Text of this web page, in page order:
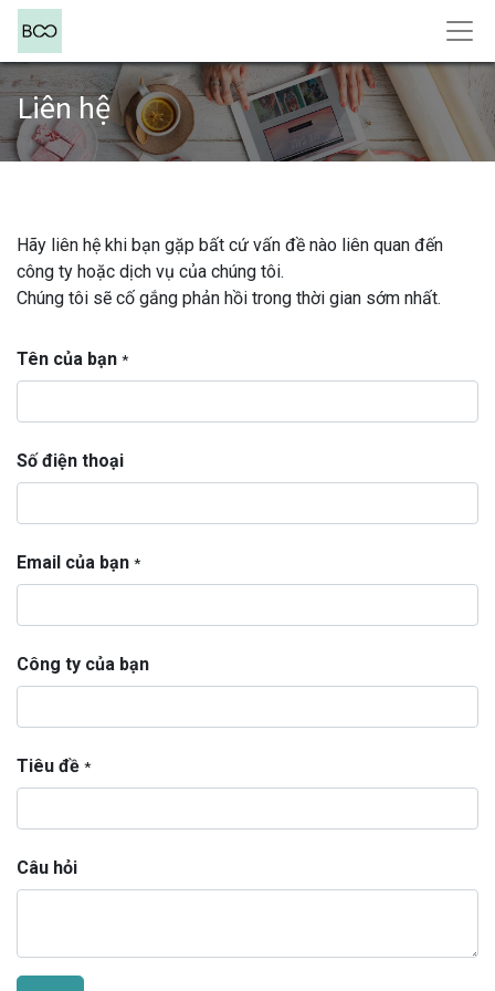
Liên hệ
Hãy liên hệ khi bạn gặp bất cứ vấn đề nào liên quan đến
công ty hoặc dịch vụ của chúng tôi.
Chúng tôi sẽ cố gắng phản hồi trong thời gian sớm nhất.
Tên của bạn *
Số điện thoại
Email của bạn *
Công ty của bạn
Tiêu đề *
Câu hỏi